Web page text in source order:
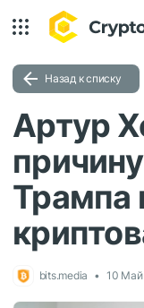
Назад к списку
Артур
Трампа
bits.media 10 Май